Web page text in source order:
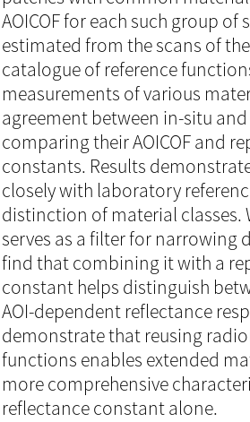
AOICOF for each such group of
estimated from the scans of
catalogue of reference
measurements of various
agreement between in-situ
comparing their AOICOF and
constants. Results
closely with laboratory
distinction of material classes.
serves as a filter for
find that combining it with a
constant helps distinguish
AOI-dependent reflectance
demonstrate that reusing
functions enables extended
more comprehensive
reflectance constant alone.